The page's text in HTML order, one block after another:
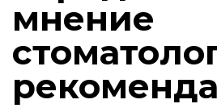
мнение